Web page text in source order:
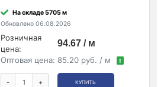
На складе 5705 м
Обновлено 06.08.2026
Розничная
цена:
94.67 / м
Оптовая цена: 85.20 руб. / м !
- + КУПИТЬ